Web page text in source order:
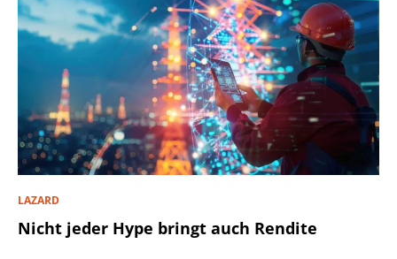
LAZARD
Nicht jeder Hype bringt auch Rendite